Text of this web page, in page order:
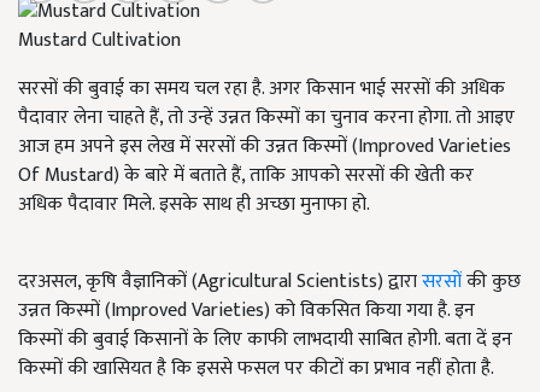
Mustard Cultivation
सरसों की बुवाई का समय चल रहा है. अगर किसान भाई सरसों की अधिक
पैदावार लेना चाहते हैं, तो उन्हें उन्नत किस्मों का चुनाव करना होगा. तो आइए
आज हम अपने इस लेख में सरसों की उन्नत किस्मों (Improved Varieties
Of Mustard) के बारे में बताते हैं, ताकि आपको सरसों की खेती कर
अधिक पैदावार मिले. इसके साथ ही अच्छा मुनाफा हो.
दरअसल, कृषि वैज्ञानिकों (Agricultural Scientists) द्वारासरसोंकी कुछ
उन्नत किस्मों (Improved Varieties) को विकसित किया गया है. इन
किस्मों की बुवाई किसानों के लिए काफी लाभदायी साबित होगी. बता दें इन
किस्मों की खासियत है कि इससे फसल पर कीटों का प्रभाव नहीं होता है.